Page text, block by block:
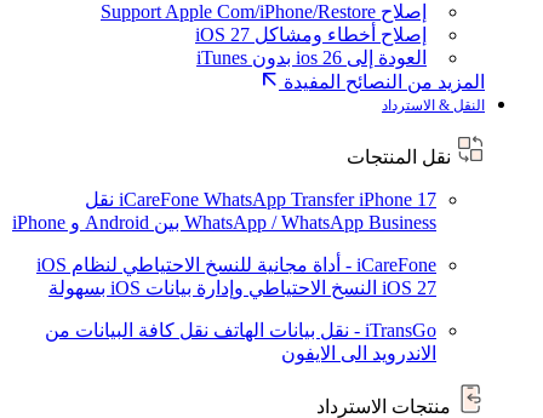
إصلاح Support Apple Com/iPhone/Restore
إصلاح أخطاء ومشاكل iOS 27
العودة إلى ios 26 بدون iTunes
المزيد من النصائح المفيدة
النقل & الاسترداد
نقل المنتجات
iCareFone WhatsApp TransferiPhone 17
نقل
WhatsApp / WhatsApp Business بين Android و iPhone
iCareFone - أداة مجانية للنسخ الاحتياطي لنظام iOS
iOS 27 النسخ الاحتياطي وإدارة بيانات iOS بسهولة
iTransGo - نقل بيانات الهاتف
نقل كافة البيانات من
الاندرويد الى الايفون
منتجات الاسترداد